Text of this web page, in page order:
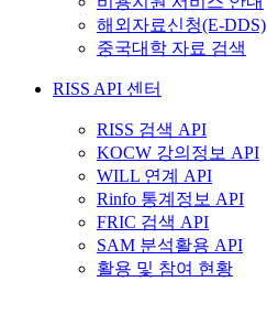
해외자료신청(E-DDS)
중국대학 자료 검색
RISS API 센터
RISS 검색 API
KOCW 강의정보 API
WILL 연계 API
Rinfo 통계정보 API
FRIC 검색 API
SAM 분석활용 API
활용 및 참여 현황